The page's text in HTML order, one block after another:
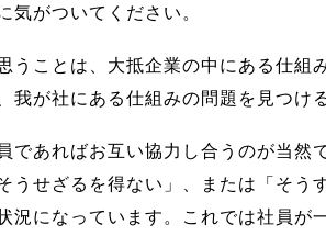
気がついてください。
うことは、大抵企業の中にある仕組
我が社にある仕組みの問題を見つけ
であればお互い協力し合うのが当然
うせざるを得ない」、または「そう
況になっています。これでは社員が